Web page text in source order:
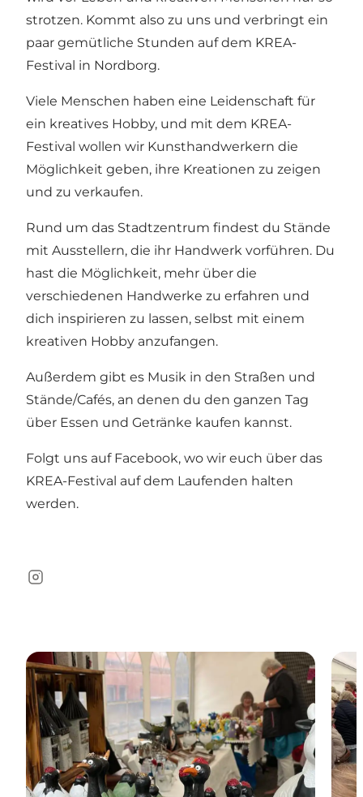
strotzen. Kommt also zu uns und verbringt ein
paar gemütliche Stunden auf dem KREA-
Festival in Nordborg.
Viele Menschen haben eine Leidenschaft für
ein kreatives Hobby, und mit dem KREA-
Festival wollen wir Kunsthandwerkern die
Möglichkeit geben, ihre Kreationen zu zeigen
und zu verkaufen.
Rund um das Stadtzentrum findest du Stände
mit Ausstellern, die ihr Handwerk vorführen. Du
hast die Möglichkeit, mehr über die
verschiedenen Handwerke zu erfahren und
dich inspirieren zu lassen, selbst mit einem
kreativen Hobby anzufangen.
Außerdem gibt es Musik in den Straßen und
Stände/Cafés, an denen du den ganzen Tag
über Essen und Getränke kaufen kannst.
Folgt uns auf Facebook, wo wir euch über das
KREA-Festival auf dem Laufenden halten
werden.
Instagram